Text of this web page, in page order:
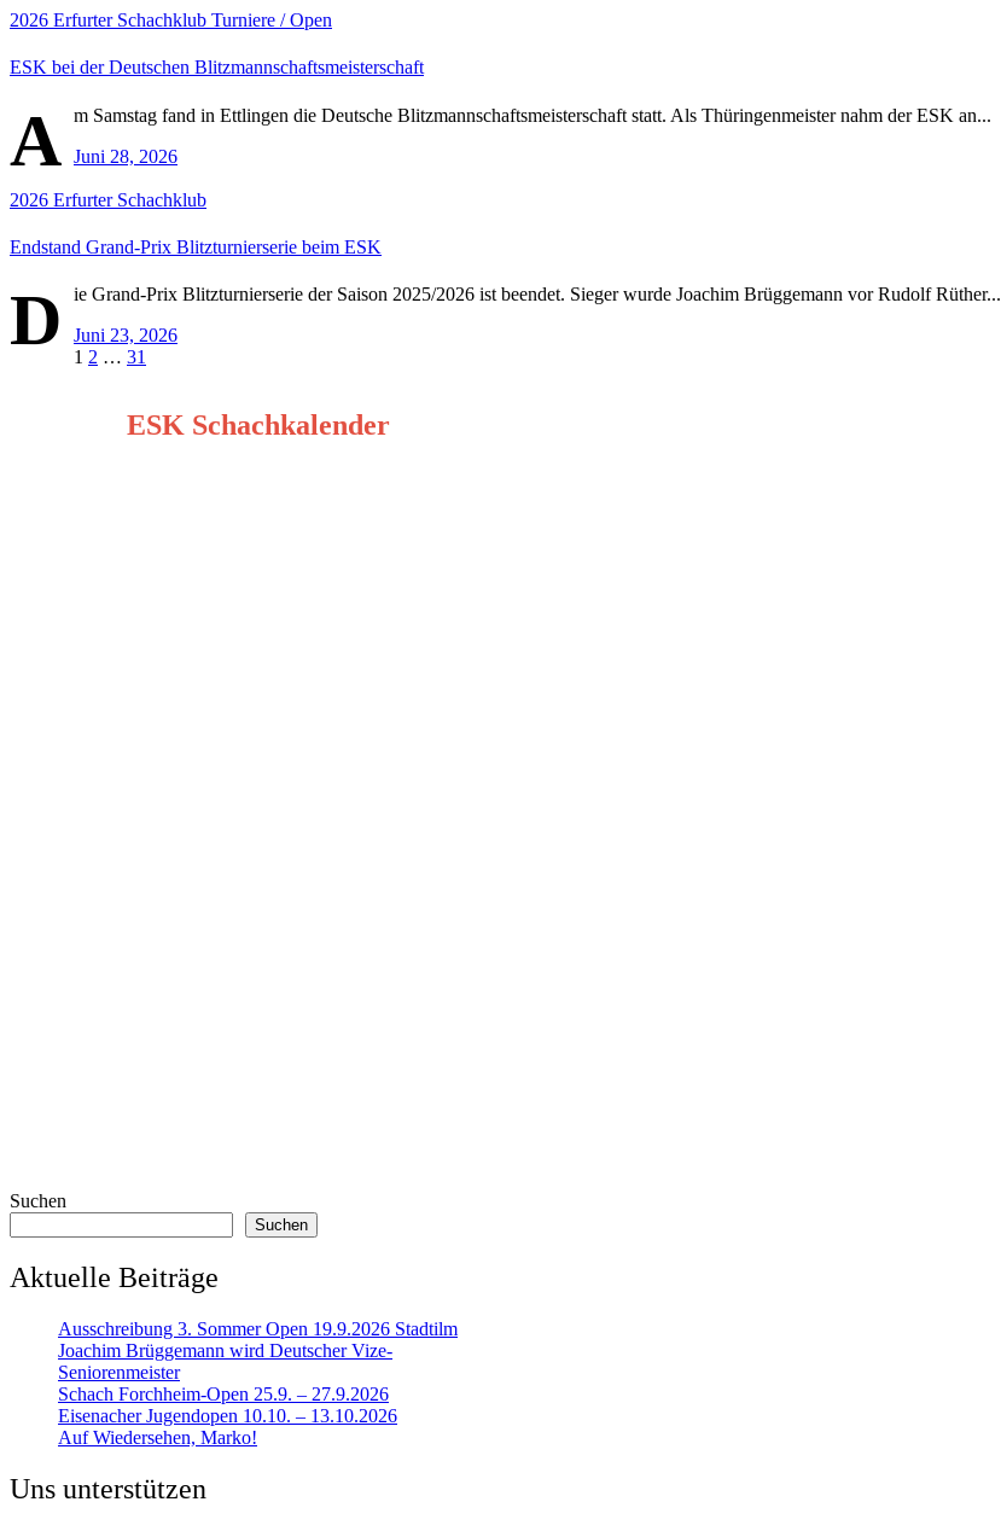
2026 Erfurter Schachklub Turniere / Open
ESK bei der Deutschen Blitzmannschaftsmeisterschaft
A m Samstag fand in Ettlingen die Deutsche Blitzmannschaftsmeisterschaft statt. Als Thüringenmeister nahm der ESK an...
Juni 28, 2026
2026 Erfurter Schachklub
Endstand Grand-Prix Blitzturnierserie beim ESK
D
ie Grand-Prix Blitzturnierserie der Saison 2025/2026 ist beendet. Sieger wurde Joachim Brüggemann vor Rudolf Rüther...
Juni 23, 2026
Seitennummerierung
1 2 … 31
ESK Schachkalender
Suchen
Suchen
Aktuelle Beiträge
Ausschreibung 3. Sommer Open 19.9.2026 Stadtilm
Joachim Brüggemann wird Deutscher Vize-
Seniorenmeister
Schach Forchheim-Open 25.9. – 27.9.2026
Eisenacher Jugendopen 10.10. – 13.10.2026
Auf Wiedersehen, Marko!
Uns unterstützen